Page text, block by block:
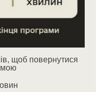
щоб повернутися